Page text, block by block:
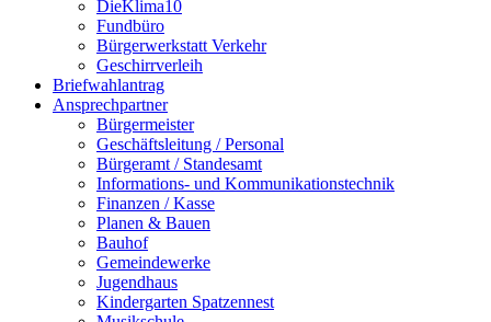
DieKlima10
Fundbüro
Bürgerwerkstatt Verkehr
Geschirrverleih
Briefwahlantrag
Ansprechpartner
Bürgermeister
Geschäftsleitung / Personal
Bürgeramt / Standesamt
Informations- und Kommunikationstechnik
Finanzen / Kasse
Planen & Bauen
Bauhof
Gemeindewerke
Jugendhaus
Kindergarten Spatzennest